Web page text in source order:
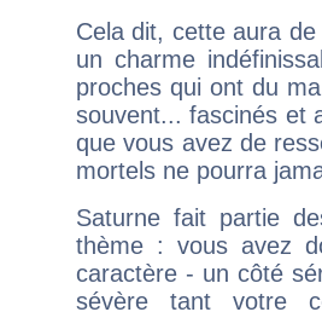
Cela dit, cette aura
un charme
proches qui ont du
souvent... fascinés et
que vous avez de
mortels ne pourra
Saturne fait partie
thème : vous avez
caractère - un côté
sévère tant votre